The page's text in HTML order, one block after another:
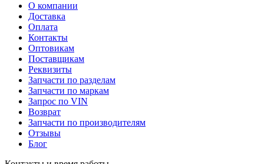
О компании
Доставка
Оплата
Контакты
Оптовикам
Поставщикам
Реквизиты
Запчасти по разделам
Запчасти по маркам
Запрос по VIN
Возврат
Запчасти по производителям
Отзывы
Блог